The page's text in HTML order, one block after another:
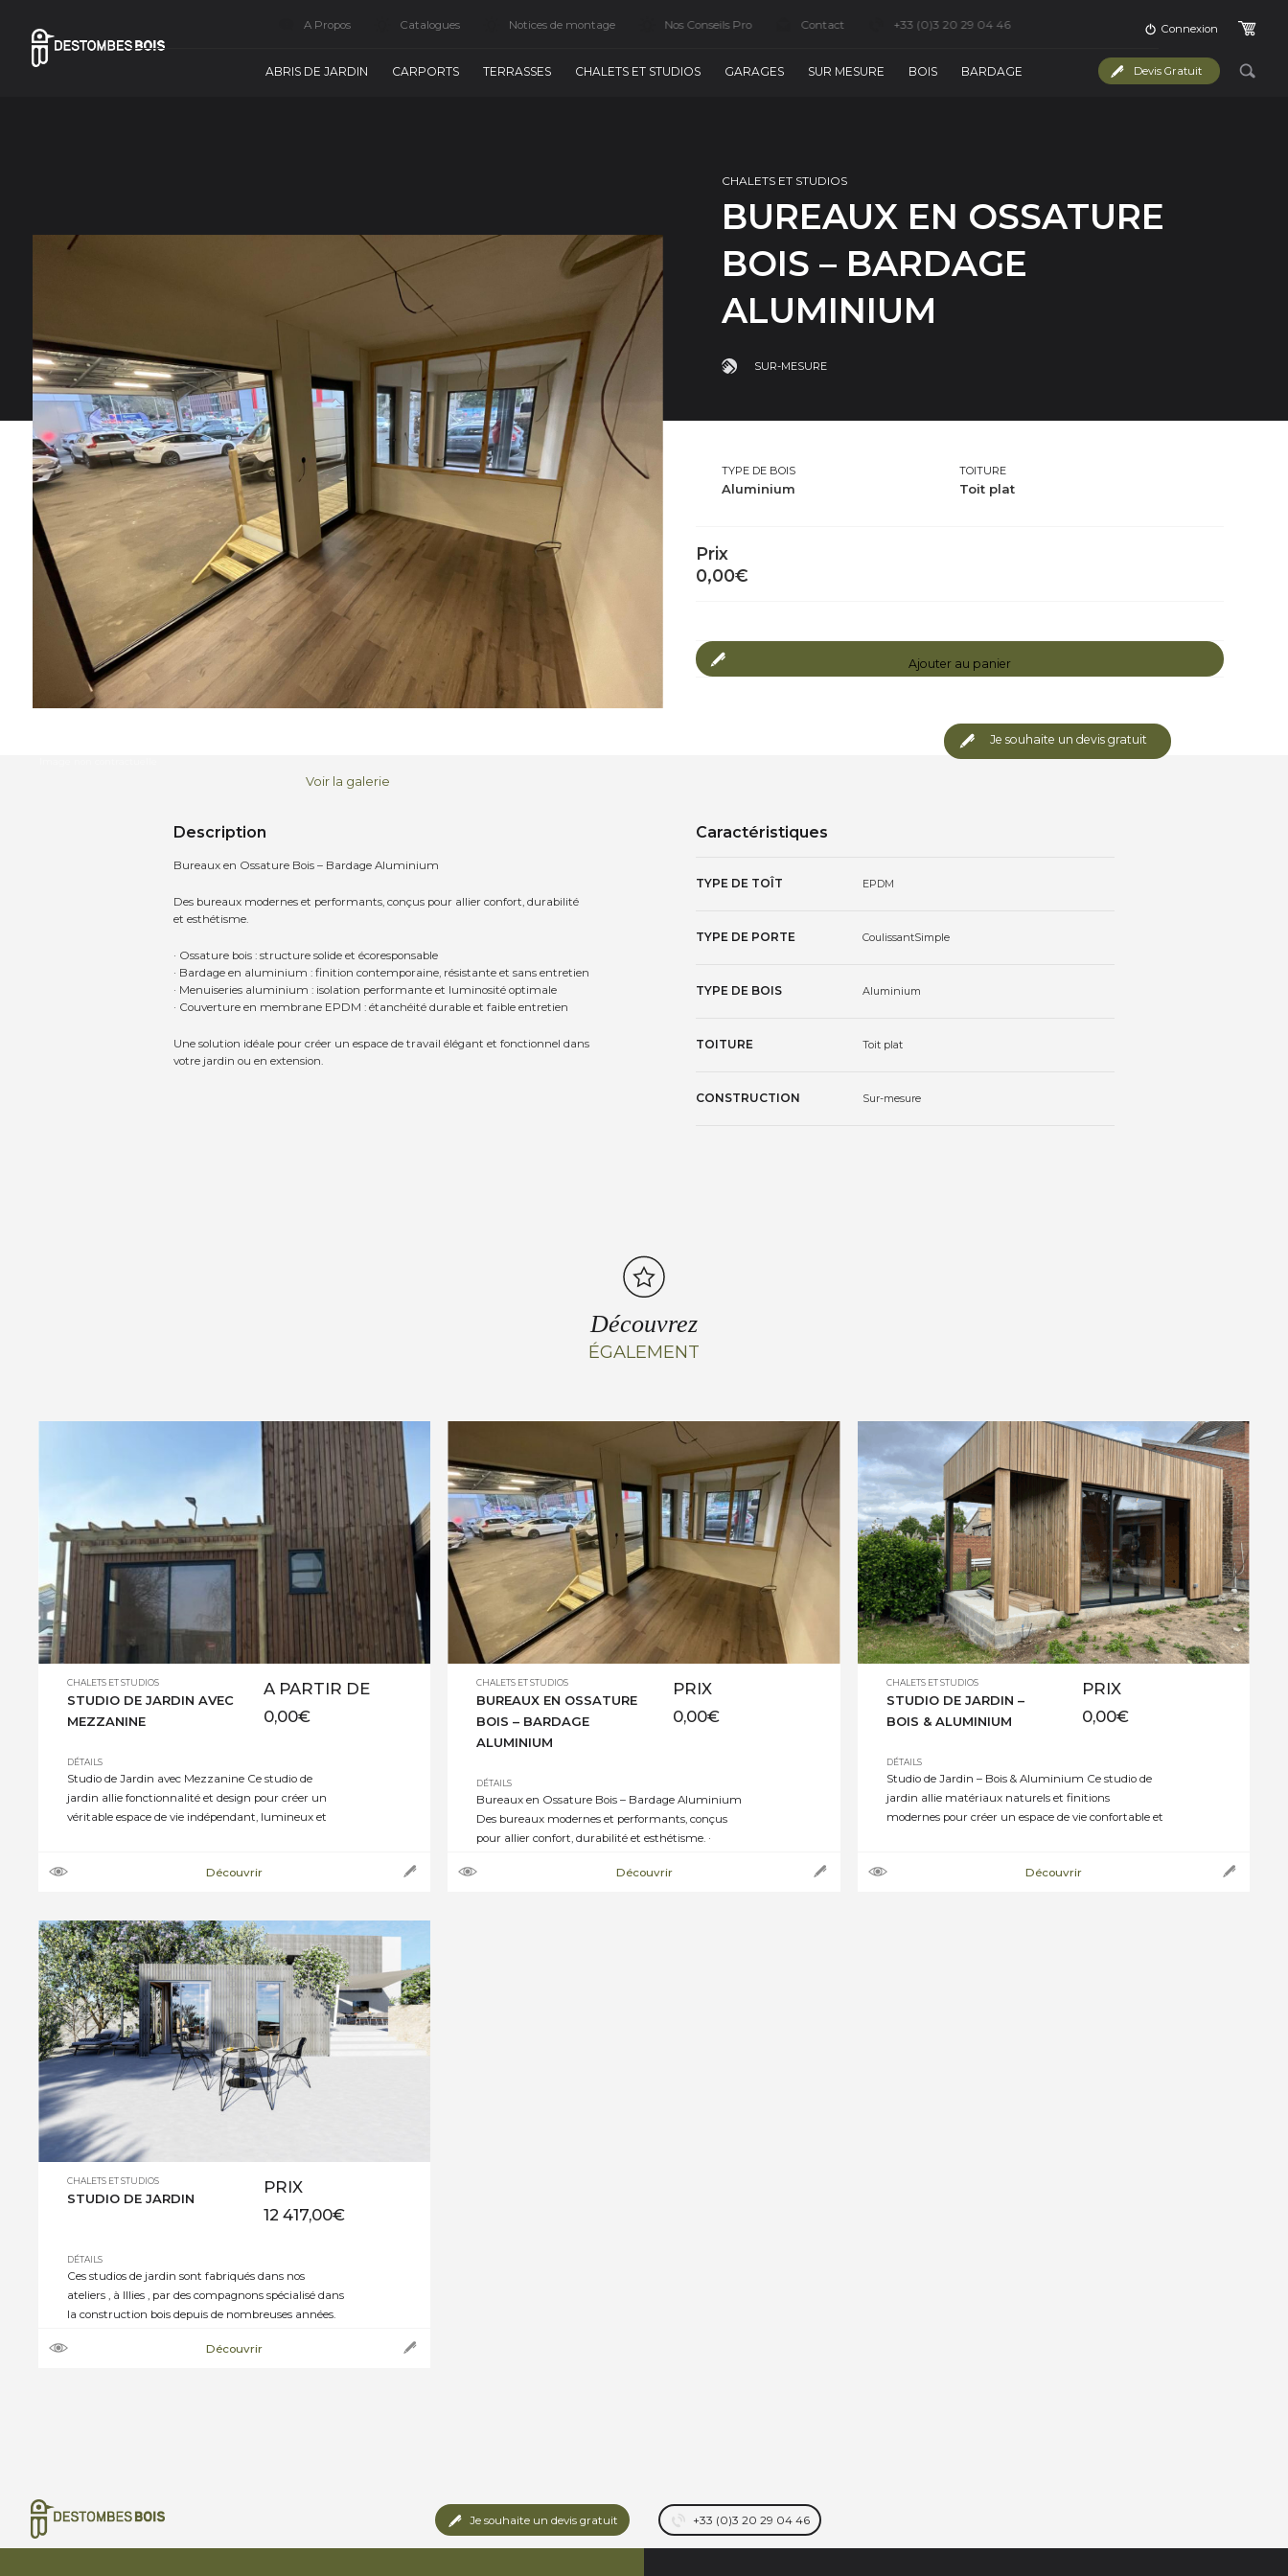
ABRIS DE JARDIN CARPORTS TERRASSES CHALETS ET STUDIOS GARAGES SUR MESURE BOIS BARDAGE
A Propos Catalogues Notices de montage Nos Conseils Pro Contact +33 (0)3 20 29 04 46
Devis Gratuit
Connexion
Voir la galerie
CHALETS ET STUDIOS
BUREAUX EN OSSATURE
BOIS – BARDAGE
ALUMINIUM
SUR-MESURE
TYPE DE BOIS
Aluminium
TOITURE
Toit plat
Prix
0,00€
Ajouter au panier
Je souhaite un devis gratuit
Description
Bureaux en Ossature Bois – Bardage Aluminium
Des bureaux modernes et performants, conçus pour allier confort, durabilité
et esthétisme.
· Ossature bois : structure solide et écoresponsable
· Bardage en aluminium : finition contemporaine, résistante et sans entretien
· Menuiseries aluminium : isolation performante et luminosité optimale
· Couverture en membrane EPDM : étanchéité durable et faible entretien
Une solution idéale pour créer un espace de travail élégant et fonctionnel dans
votre jardin ou en extension.
Caractéristiques
TYPE DE TOÎT EPDM
TYPE DE PORTE CoulissantSimple
TYPE DE BOIS Aluminium
TOITURE Toit plat
CONSTRUCTION Sur-mesure
Découvrez
ÉGALEMENT
CHALETS ET STUDIOS
STUDIO DE JARDIN AVEC
MEZZANINE
A PARTIR DE
0,00€
DÉTAILS
Studio de Jardin avec Mezzanine Ce studio de
jardin allie fonctionnalité et design pour créer un
véritable espace de vie indépendant, lumineux et
murs en laine de roche, épaisseur 60mm. Pare
Découvrir
CHALETS ET STUDIOS
BUREAUX EN OSSATURE
BOIS – BARDAGE
ALUMINIUM
PRIX
0,00€
DÉTAILS
Bureaux en Ossature Bois – Bardage Aluminium
Des bureaux modernes et performants, conçus
pour allier confort, durabilité et esthétisme. ·
Bardage en aluminium : finition contemporaine,
Découvrir
CHALETS ET STUDIOS
STUDIO DE JARDIN –
BOIS & ALUMINIUM
PRIX
0,00€
DÉTAILS
Studio de Jardin – Bois & Aluminium Ce studio de
jardin allie matériaux naturels et finitions
modernes pour créer un espace de vie confortable et
exotique (sections aléatoires) : rendu chaleureux et
Découvrir
CHALETS ET STUDIOS
STUDIO DE JARDIN
PRIX
12 417,00€
DÉTAILS
Ces studios de jardin sont fabriqués dans nos
ateliers , à Illies , par des compagnons spécialisé dans
la construction bois depuis de nombreuses années.
src="https://www.destombes-bois.fr/wp-
Découvrir
Je souhaite un devis gratuit +33 (0)3 20 29 04 46